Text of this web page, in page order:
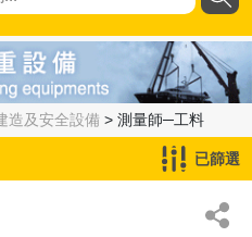
造及安全設備 > 測量師─工料
已篩選